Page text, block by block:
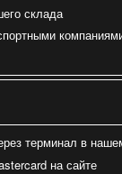
склада
терминал в
на сайте